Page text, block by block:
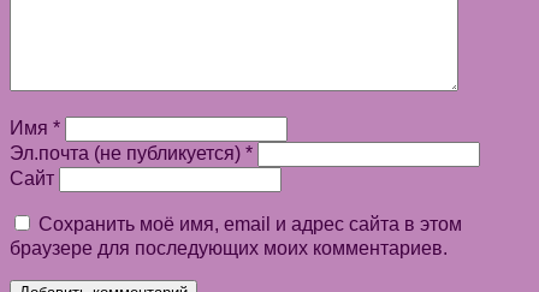
Имя *
Эл.почта (не публикуется) *
Сайт
Сохранить моё имя, email и адрес сайта в этом
браузере для последующих моих комментариев.